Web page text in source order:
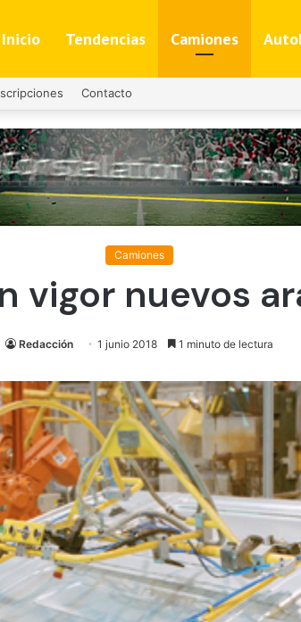
Inicio Tendencias Camiones
Contacto
Camiones
vigor nuevos
Redacción 1 junio 2018 1 minuto de lectura